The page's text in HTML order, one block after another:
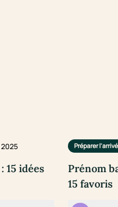
15 idées
Préparer
Prénom
15 favoris